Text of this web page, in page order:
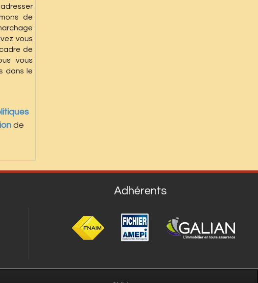
de
vous
de
vous
dans le
de
Adhérents